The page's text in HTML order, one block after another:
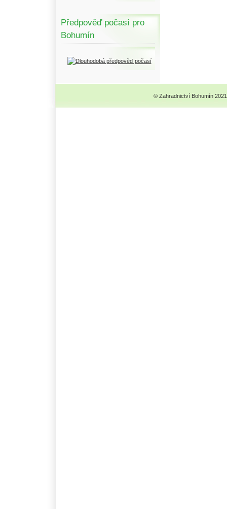
Předpověď počasí pro
Bohumín
© Zahradnictví Bohumín